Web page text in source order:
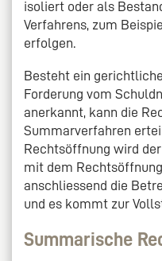
isoliert oder als
Verfahrens, zum
erfolgen.
Besteht ein
Forderung vom
anerkannt, kann die
Summarverfahren
Rechtsöffnung wird
mit dem
anschliessend die
und es kommt zur
Summarische